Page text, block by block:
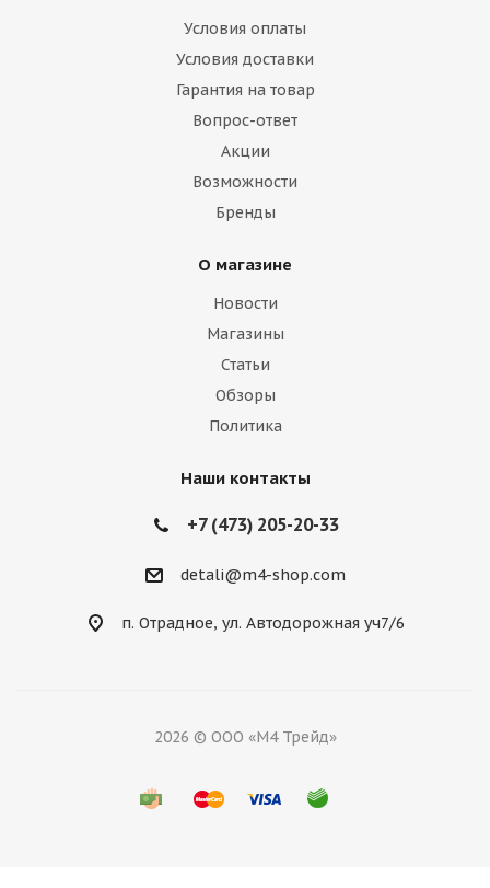
Условия оплаты
Условия доставки
Гарантия на товар
Вопрос-ответ
Акции
Возможности
Бренды
О магазине
Новости
Магазины
Статьи
Обзоры
Политика
Наши контакты
+7 (473) 205-20-33
detali@m4-shop.com
п. Отрадное, ул. Автодорожная уч7/6
2026 © ООО «М4 Трейд»